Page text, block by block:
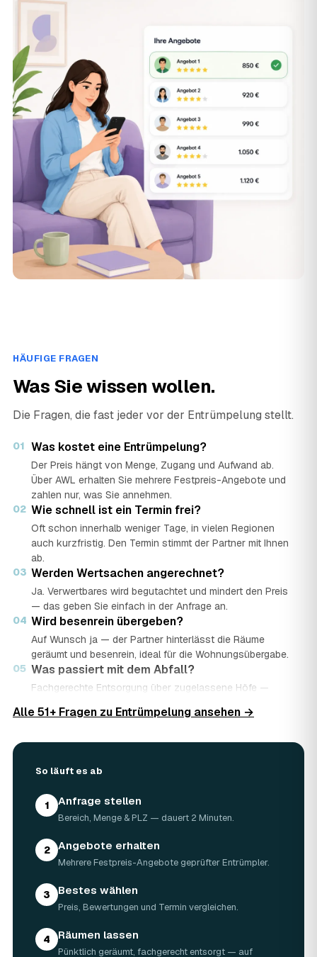
HÄUFIGE FRAGEN
Was Sie wissen wollen.
Die Fragen, die fast jeder vor der Entrümpelung stellt.
01 Was kostet eine Entrümpelung?
Der Preis hängt von Menge, Zugang und Aufwand ab.
Über AWL erhalten Sie mehrere Festpreis-Angebote und
zahlen nur, was Sie annehmen.
02 Wie schnell ist ein Termin frei?
Oft schon innerhalb weniger Tage, in vielen Regionen
auch kurzfristig. Den Termin stimmt der Partner mit Ihnen
ab.
03 Werden Wertsachen angerechnet?
Ja. Verwertbares wird begutachtet und mindert den Preis
— das geben Sie einfach in der Anfrage an.
04 Wird besenrein übergeben?
Auf Wunsch ja — der Partner hinterlässt die Räume
geräumt und besenrein, ideal für die Wohnungsübergabe.
05 Was passiert mit dem Abfall?
Fachgerechte Entsorgung über zugelassene Höfe —
Nachweis.
Angebote und entscheiden in Ruhe.
Alle 51+ Fragen zu Entrümpelung ansehen →
So läuft es ab
1 Anfrage stellen
Bereich, Menge & PLZ — dauert 2 Minuten.
2 Angebote erhalten
Mehrere Festpreis-Angebote geprüfter Entrümpler.
3 Bestes wählen
Preis, Bewertungen und Termin vergleichen.
4 Räumen lassen
Pünktlich geräumt, fachgerecht entsorgt — auf